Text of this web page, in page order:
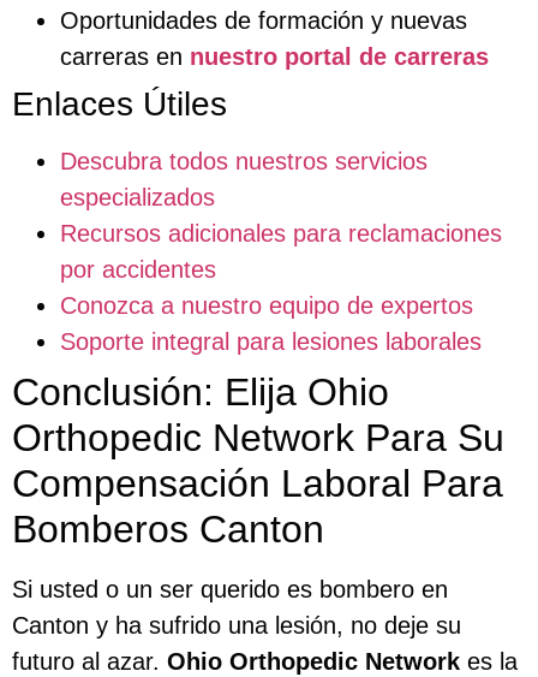
Oportunidades de formación y nuevas
carreras en nuestro portal de carreras
Enlaces Útiles
Descubra todos nuestros servicios
especializados
Recursos adicionales para reclamaciones
por accidentes
Conozca a nuestro equipo de expertos
Soporte integral para lesiones laborales
Conclusión: Elija Ohio
Orthopedic Network Para Su
Compensación Laboral Para
Bomberos Canton
Si usted o un ser querido es bombero en
Canton y ha sufrido una lesión, no deje su
futuro al azar. Ohio Orthopedic Network es la